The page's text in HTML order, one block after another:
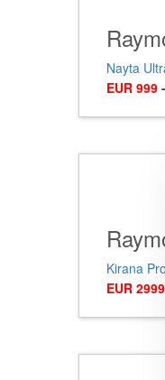
Nayta
EUR 999 -
Kirana Pro
EUR